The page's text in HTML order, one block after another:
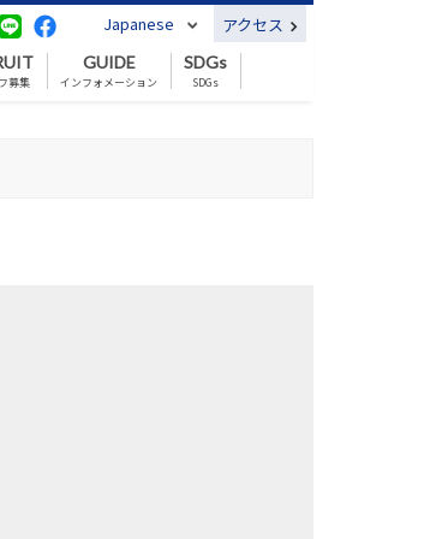
Japanese アクセス
募集
GUIDE
インフォメーション
SDGs
SDGs